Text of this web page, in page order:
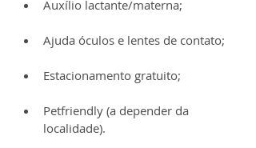
Auxílio lactante/materna;
Ajuda óculos e lentes de contato;
Estacionamento gratuito;
Petfriendly (a depender da
localidade).